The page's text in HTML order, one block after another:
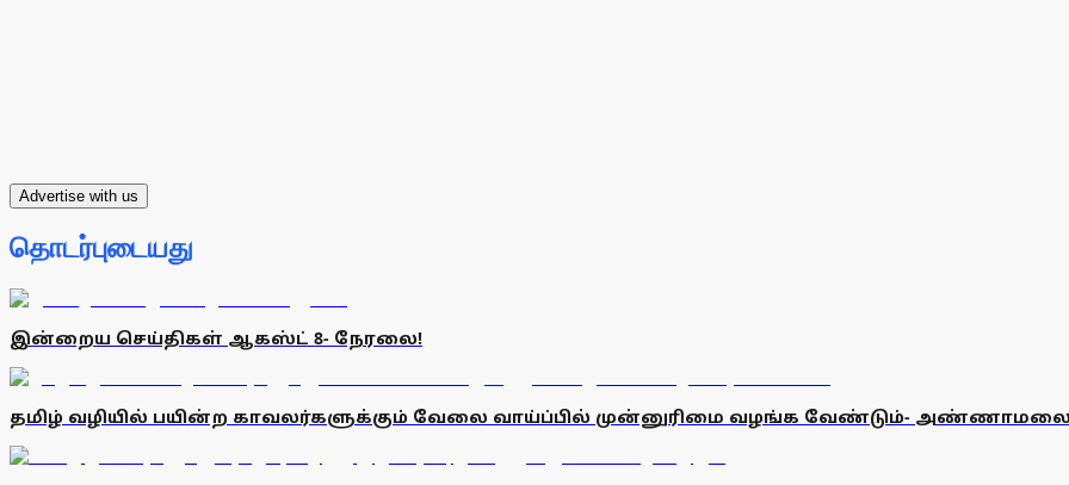
Advertise with us
தொடர்புடையது
இன்றைய செய்திகள் ஆகஸ்ட் 8- நேரலை!
தமிழ் வழியில் பயின்ற காவலர்களுக்கும் வேலை வாய்ப்பில் முன்னுரிமை வழங்க வேண்டும்-